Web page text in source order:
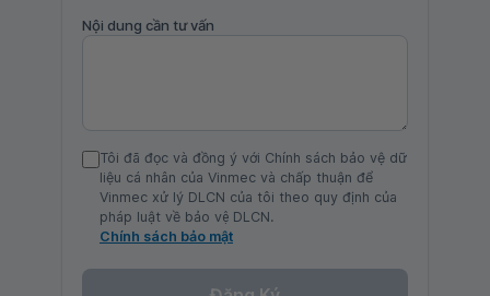
Nội dung cần tư vấn
Tôi đã đọc và đồng ý với Chính sách bảo vệ dữ
liệu cá nhân của Vinmec và chấp thuận để
Vinmec xử lý DLCN của tôi theo quy định của
pháp luật về bảo vệ DLCN.
Chính sách bảo mật